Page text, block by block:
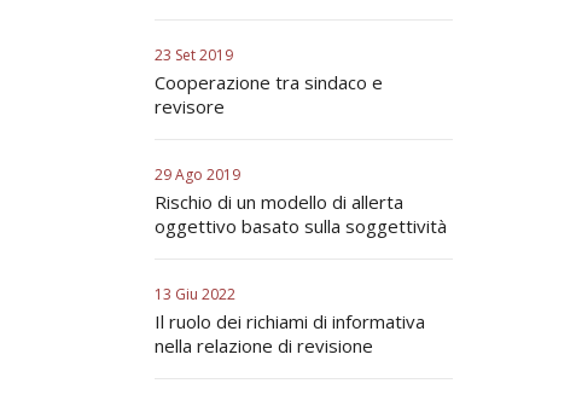
23 Set 2019
Cooperazione tra sindaco e
revisore
29 Ago 2019
Rischio di un modello di allerta
oggettivo basato sulla soggettività
13 Giu 2022
Il ruolo dei richiami di informativa
nella relazione di revisione